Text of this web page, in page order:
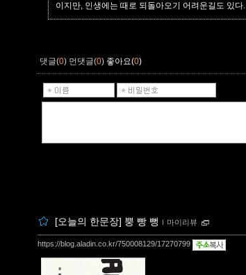
이지만, 인생에는 때로 되돌아오기 어려운길도 있다.
댓글(0) 먼댓글(0) 좋아요(0)
[오늘의 한문장] 뿡 빵 뻥 ｌ 마이리뷰
https://blog.aladin.co.kr/750008129/17270799